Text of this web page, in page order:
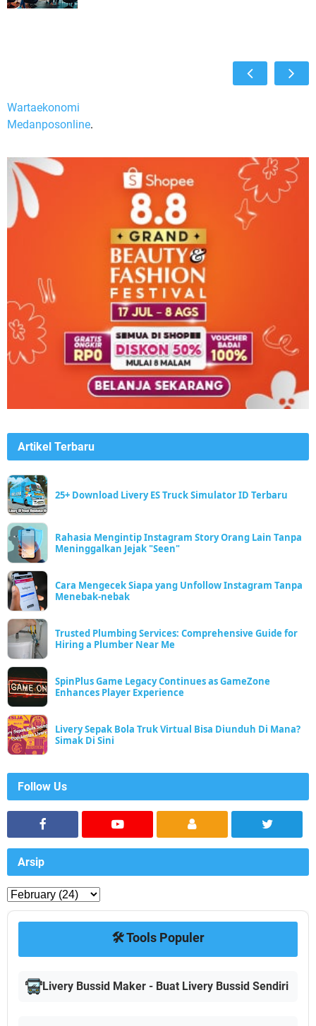
Wartaekonomi
Medanposonline.
Artikel Terbaru
25+ Download Livery ES Truck Simulator ID Terbaru
Rahasia Mengintip Instagram Story Orang Lain Tanpa
Meninggalkan Jejak "Seen"
Cara Mengecek Siapa yang Unfollow Instagram Tanpa
Menebak-nebak
Trusted Plumbing Services: Comprehensive Guide for
Hiring a Plumber Near Me
SpinPlus Game Legacy Continues as GameZone
Enhances Player Experience
Livery Sepak Bola Truk Virtual Bisa Diunduh Di Mana?
Simak Di Sini
Follow Us
Arsip
🛠️ Tools Populer
Livery Bussid Maker - Buat Livery Bussid Sendiri